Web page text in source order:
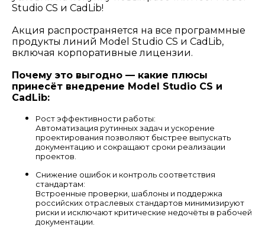
Studio CS и CadLib!
Акция распространяется на все программные
продукты линий Model Studio CS и CadLib,
включая корпоративные лицензии.
Почему это выгодно — какие плюсы
принесёт внедрение Model Studio CS и
CadLib:
Рост эффективности работы:
Автоматизация рутинных задач и ускорение
проектирования позволяют быстрее выпускать
документацию и сокращают сроки реализации
проектов.
Снижение ошибок и контроль соответствия
стандартам:
Встроенные проверки, шаблоны и поддержка
российских отраслевых стандартов минимизируют
риски и исключают критические недочёты в рабочей
документации.